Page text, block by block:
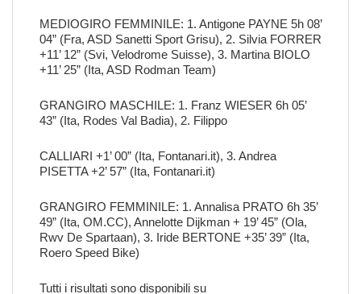
MEDIOGIRO FEMMINILE: 1. Antigone PAYNE 5h 08’
04” (Fra, ASD Sanetti Sport Grisu), 2. Silvia FORRER
+11’ 12” (Svi, Velodrome Suisse), 3. Martina BIOLO
+11’ 25” (Ita, ASD Rodman Team)
GRANGIRO MASCHILE: 1. Franz WIESER 6h 05’
43” (Ita, Rodes Val Badia), 2. Filippo
CALLIARI +1’ 00” (Ita, Fontanari.it), 3. Andrea
PISETTA +2’ 57” (Ita, Fontanari.it)
GRANGIRO FEMMINILE: 1. Annalisa PRATO 6h 35’
49” (Ita, OM.CC), Annelotte Dijkman + 19’ 45” (Ola,
Rwv De Spartaan), 3. Iride BERTONE +35’ 39” (Ita,
Roero Speed Bike)
Tutti i risultati sono disponibili su